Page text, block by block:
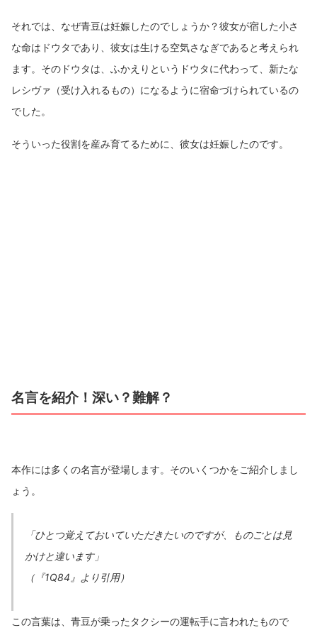
それでは、なぜ青豆は妊娠したのでしょうか？彼女が宿した小さ
な命はドウタであり、彼女は生ける空気さなぎであると考えられ
ます。そのドウタは、ふかえりというドウタに代わって、新たな
レシヴァ（受け入れるもの）になるように宿命づけられているの
でした。
そういった役割を産み育てるために、彼女は妊娠したのです。
名言を紹介！深い？難解？
本作には多くの名言が登場します。そのいくつかをご紹介しまし
ょう。
「ひとつ覚えておいていただきたいのですが、ものごとは見
かけと違います」
（『1Q84』より引用）
この言葉は、青豆が乗ったタクシーの運転手に言われたもので